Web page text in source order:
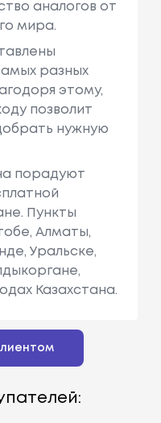
аналогов от
мира.
разных
этому,
позволит
нужную
порадуют
Пункты
Алматы,
Уральске,
Казахстана.